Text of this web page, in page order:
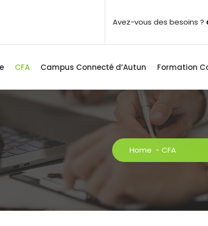
Avez-vous des besoins ?
CFA Campus Connecté d’Autun Formation
Home - CFA